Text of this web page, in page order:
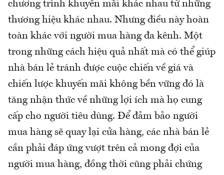
chương trình khuyến mãi khác nhau từ những
thương hiệu khác nhau. Nhưng điều này hoàn
toàn khác với người mua hàng đa kênh. Một
trong những cách hiệu quả nhất mà có thể giúp
nhà bán lẻ tránh được cuộc chiến về giá và
chiến lược khuyến mãi không bền vững đó là
tăng nhận thức về những lợi ích mà họ cung
cấp cho người tiêu dùng. Để đảm bảo người
mua hàng sẽ quay lại cửa hàng, các nhà bán lẻ
cần phải đáp ứng vượt trên cả mong đợi của
người mua hàng, đồng thời cũng phải chứng